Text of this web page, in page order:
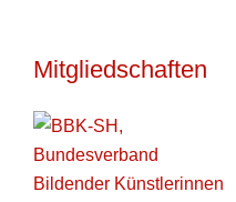
Mitgliedschaften